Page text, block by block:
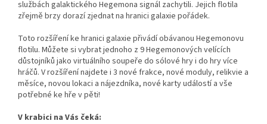
službách galaktického Hegemona signál zachytili. Jejich flotila
zřejmě brzy dorazí zjednat na hranici galaxie pořádek.
Toto rozšíření ke hranici galaxie přivádí obávanou Hegemonovu
flotilu. Můžete si vybrat jednoho z 9 Hegemonových velících
důstojníků jako virtuálního soupeře do sólové hry i do hry více
hráčů. V rozšíření najdete i 3 nové frakce, nové moduly, relikvie a
měsíce, novou lokaci a nájezdníka, nové karty událostí a vše
potřebné ke hře v pěti!
V krabici na Vás čeká: